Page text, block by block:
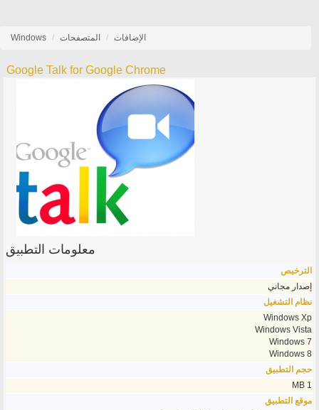
Windows المتصفحات الإضافات
Google Talk for Google Chrome
معلومات التطبيق
الترخيص
إصدار مجاني
نظام التشغيل
Windows Xp
Windows Vista
Windows 7
Windows 8
حجم التطبيق
1 MB
موقع التطبيق